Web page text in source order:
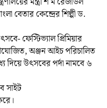
বেতার কেন্দ্রের শিল্পী ড.
ফেস্টিভ্যাল প্রিমিয়ার
অঞ্জন আইচ পরিচালিত
দিয়ে উৎসবের পর্দা নামবে ৬
সাইট